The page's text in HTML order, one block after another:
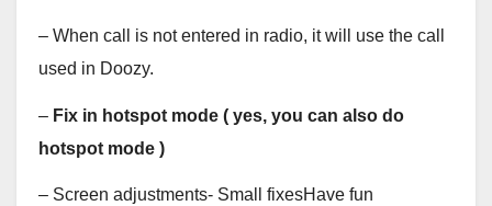
– When call is not entered in radio, it will use the call
used in Doozy.
– Fix in hotspot mode ( yes, you can also do
hotspot mode )
– Screen adjustments- Small fixesHave fun